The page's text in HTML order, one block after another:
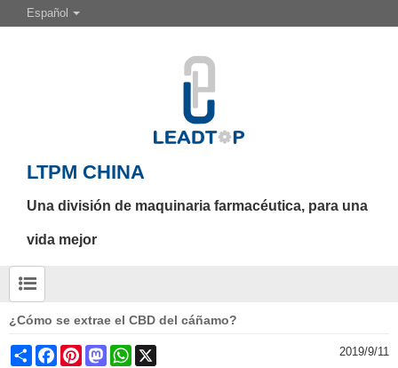
Español
LTPM CHINA
Una división de maquinaria farmacéutica, para una
vida mejor
¿Cómo se extrae el CBD del cáñamo?
Share FacebookPinterestMastodonWhatsApp 2019/9/11